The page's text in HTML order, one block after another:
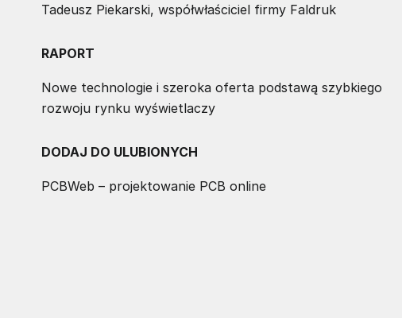
Tadeusz Piekarski, współwłaściciel firmy Faldruk
RAPORT
Nowe technologie i szeroka oferta podstawą szybkiego
rozwoju rynku wyświetlaczy
DODAJ DO ULUBIONYCH
PCBWeb – projektowanie PCB online